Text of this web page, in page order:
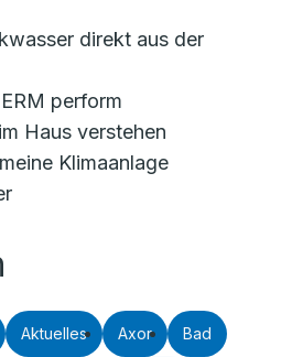
direkt aus der
perform
Haus verstehen
Klimaanlage
Aktuelles Axor Bad